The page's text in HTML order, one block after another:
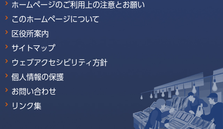
ホームページのご利用上の注意とお願い
このホームページについて
区役所案内
サイトマップ
ウェブアクセシビリティ方針
個人情報の保護
お問い合わせ
リンク集